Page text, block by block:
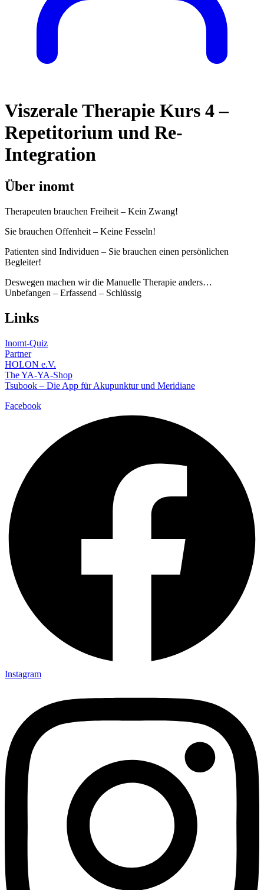
Viszerale Therapie Kurs 4 –
Repetitorium und Re-
Integration
Über inomt
Therapeuten brauchen Freiheit – Kein Zwang!
Sie brauchen Offenheit – Keine Fesseln!
Patienten sind Individuen – Sie brauchen einen persönlichen
Begleiter!
Deswegen machen wir die Manuelle Therapie anders…
Unbefangen – Erfassend – Schlüssig
Links
Inomt-Quiz
Partner
HOLON e.V.
The YA-YA-Shop
Tsubook – Die App für Akupunktur und Meridiane
Facebook
Instagram